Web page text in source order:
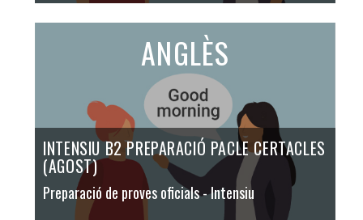
ANGLÈS
INTENSIU B2 PREPARACIÓ PACLE CERTACLES
(AGOST)
Preparació de proves oficials- Intensiu